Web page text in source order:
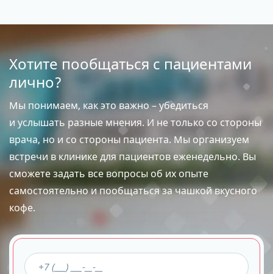
Хотите пообщаться с пациентами
лично?
Мы понимаем, как это важно – убедиться
и услышать разные мнения. И не только со стороны
врача, но и со стороны пациента. Мы организуем
встречи в клинике для пациентов еженедельно. Вы
сможете задать все вопросы об их опыте
самостоятельно и пообщаться за чашкой вкусного
кофе.